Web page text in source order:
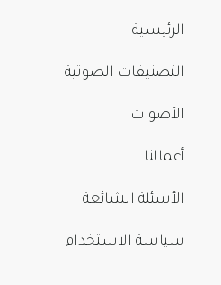
الرئيسية
التصنيفات الصوتية
الأصوات
أعمالنا
الأسئلة الشائعة
سياسة الاستخدام